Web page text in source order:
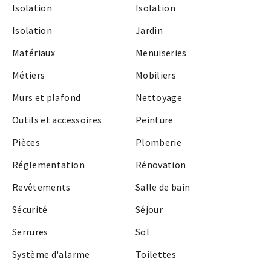
Isolation
Isolation
Isolation
Jardin
Matériaux
Menuiseries
Métiers
Mobiliers
Murs et plafond
Nettoyage
Outils et accessoires
Peinture
Pièces
Plomberie
Réglementation
Rénovation
Revêtements
Salle de bain
Sécurité
Séjour
Serrures
Sol
Système d'alarme
Toilettes